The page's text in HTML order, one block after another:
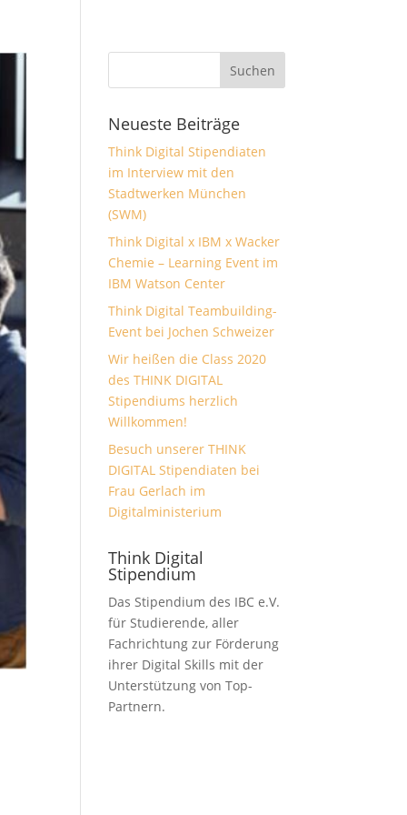
Neueste Beiträge
Think Digital Stipendiaten
im Interview mit den
Stadtwerken München
(SWM)
Think Digital x IBM x Wacker
Chemie – Learning Event im
IBM Watson Center
Think Digital Teambuilding-
Event bei Jochen Schweizer
Wir heißen die Class 2020
des THINK DIGITAL
Stipendiums herzlich
Willkommen!
Besuch unserer THINK
DIGITAL Stipendiaten bei
Frau Gerlach im
Digitalministerium
Think Digital
Stipendium
Das Stipendium des IBC e.V.
für Studierende, aller
Fachrichtung zur Förderung
ihrer Digital Skills mit der
Unterstützung von Top-
Partnern.